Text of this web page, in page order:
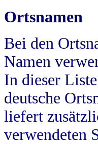
Ortsnamen
Bei den
Namen
In dieser
deutsche
liefert
verwendeten